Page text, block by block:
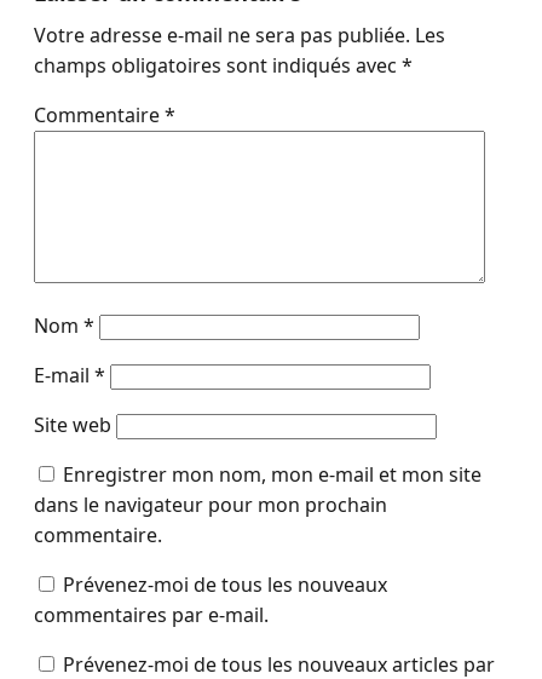
Votre adresse e-mail ne sera pas publiée. Les
champs obligatoires sont indiqués avec *
Commentaire*
Nom *
E-mail *
Site web
Enregistrer mon nom, mon e-mail et mon site
dans le navigateur pour mon prochain
commentaire.
Prévenez-moi de tous les nouveaux
commentaires par e-mail.
Prévenez-moi de tous les nouveaux articles par